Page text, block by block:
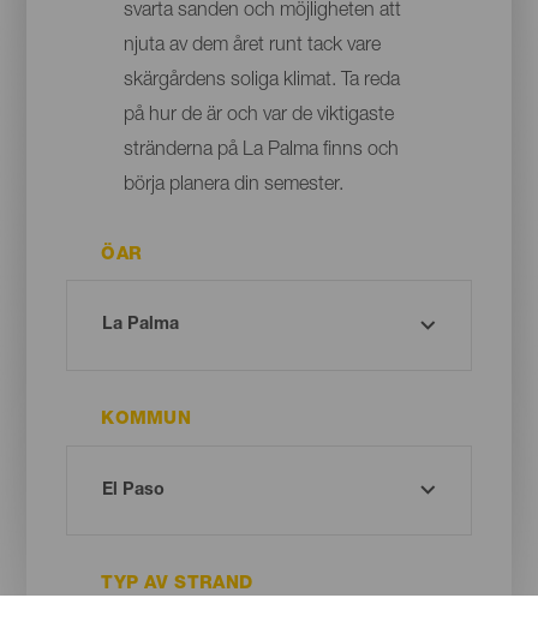
svarta sanden och möjligheten att
njuta av dem året runt tack vare
skärgårdens soliga klimat. Ta reda
på hur de är och var de viktigaste
stränderna på La Palma finns och
börja planera din semester.
ÖAR
KOMMUN
TYP AV STRAND